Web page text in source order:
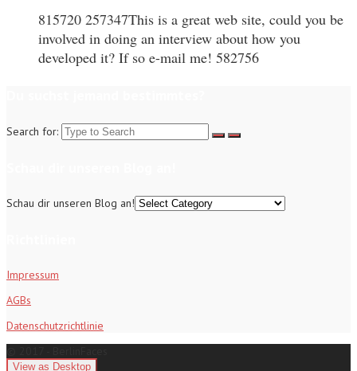
815720 257347This is a great web site, could you be
involved in doing an interview about how you
developed it? If so e-mail me! 582756
Search for:
Schau dir unseren Blog an!
Impressum
AGBs
Datenschutzrichtlinie